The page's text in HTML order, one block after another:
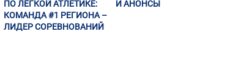
ПО ЛЁГКОЙ АТЛЕТИКЕ:
КОМАНДА #1 РЕГИОНА –
ЛИДЕР СОРЕВНОВАНИЙ
И АНОНСЫ